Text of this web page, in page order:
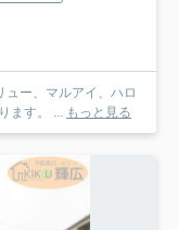
ー、マルアイ、ハロ
ます。 ... もっと見る